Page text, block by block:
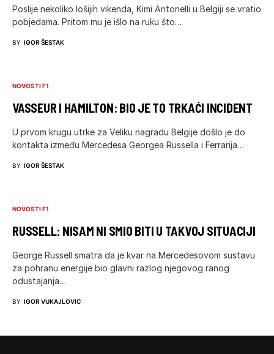
Poslije nekoliko lošijih vikenda, Kimi Antonelli u Belgiji se vratio
pobjedama. Pritom mu je išlo na ruku što…
BY IGOR ŠESTAK
NOVOSTI F1
VASSEUR I HAMILTON: BIO JE TO TRKAĆI INCIDENT
U prvom krugu utrke za Veliku nagradu Belgije došlo je do
kontakta između Mercedesa Georgea Russella i Ferrarija…
BY IGOR ŠESTAK
NOVOSTI F1
RUSSELL: NISAM NI SMIO BITI U TAKVOJ SITUACIJI
George Russell smatra da je kvar na Mercedesovom sustavu
za pohranu energije bio glavni razlog njegovog ranog
odustajanja…
BY IGOR VUKAJLOVIC